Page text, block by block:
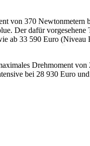
von 370
Der dafür
ab 33 590 Euro (Niveau
Drehmoment
bei 28 930 Euro